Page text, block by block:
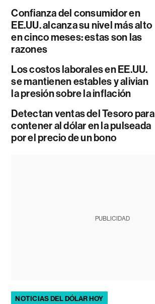
Confianza del consumidor en
EE.UU. alcanza su nivel más alto
en cinco meses: estas son las
razones
Los costos laborales en EE.UU.
se mantienen estables y alivian
la presión sobre la inflación
Detectan ventas del Tesoro para
contener al dólar en la pulseada
por el precio de un bono
PUBLICIDAD
NOTICIAS DEL DÓLAR HOY